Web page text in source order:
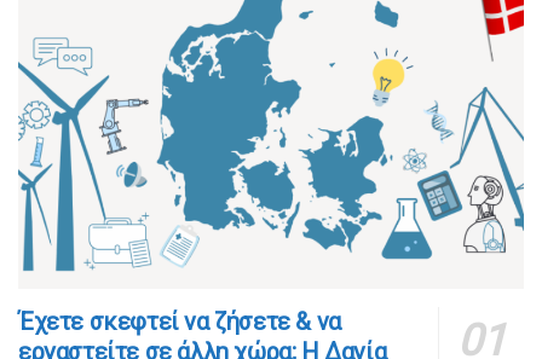
​​Έχετε σκεφτεί να ζήσετε & να
εργαστείτε σε άλλη χώρα; Η Δανία